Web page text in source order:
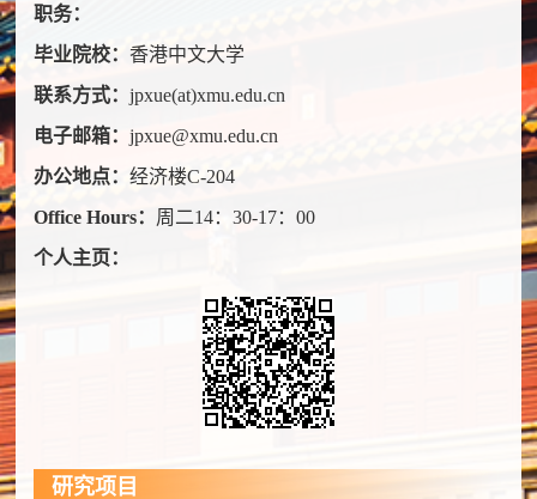
职务：
毕业院校：香港中文大学
联系方式：jpxue(at)xmu.edu.cn
电子邮箱：jpxue@xmu.edu.cn
办公地点：经济楼C-204
Office Hours： 周二14：30-17：00
个人主页：
研究项目